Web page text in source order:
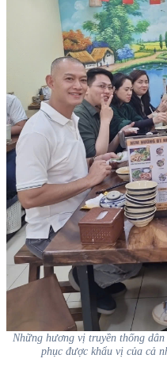
Những hương vị truyền thống
phục được khẩu vị của cả